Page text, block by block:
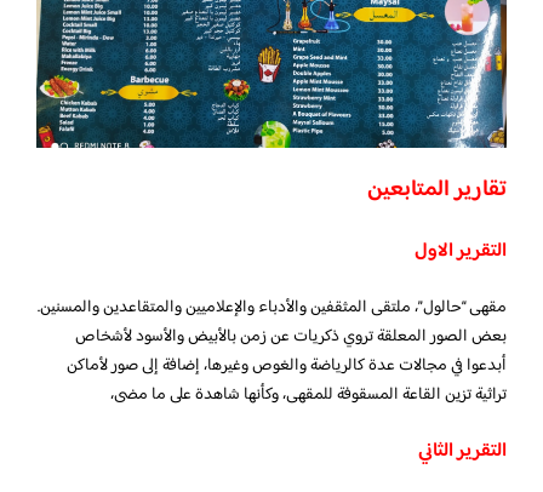
تقارير المتابعين
التقرير الاول
مقهى “حالول”، ملتقى المثقفين والأدباء والإعلاميين والمتقاعدين والمسنين.
بعض الصور المعلقة تروي ذكريات عن زمن بالأبيض والأسود لأشخاص
أبدعوا في مجالات عدة كالرياضة والغوص وغيرها، إضافة إلى صور لأماكن
تراثية تزين القاعة المسقوفة للمقهى، وكأنها شاهدة على ما مضى،
التقرير الثاني